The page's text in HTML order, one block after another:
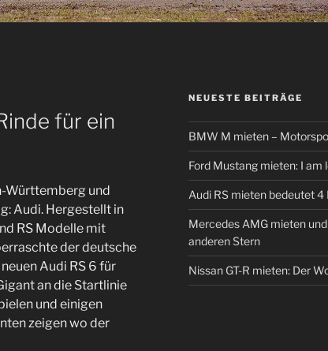
für ein
Württemberg und
Audi. Hergestellt in
RS Modelle mit
der deutsche
Audi RS 6 für
an die Startlinie
und einigen
zeigen wo der
NEUESTE BEITRÄGE
BMW M mieten –
Ford Mustang mieten: I am
Audi RS mieten bedeutet 4
Mercedes AMG mieten
anderen Stern
Nissan GT-R mieten: Der